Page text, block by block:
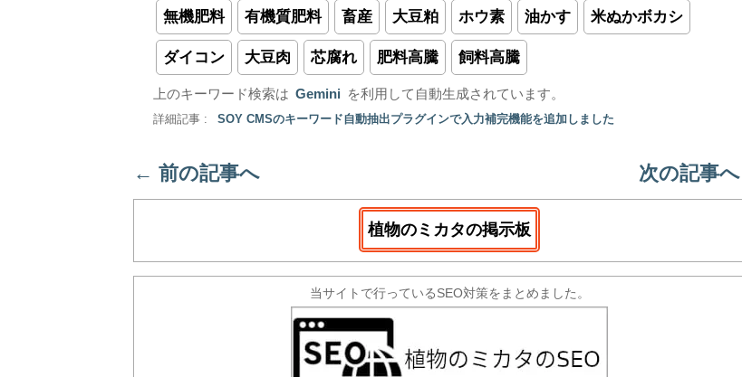
無機肥料 有機質肥料 畜産 大豆粕 ホウ素 油かす 米ぬかボカシ
ダイコン 大豆肉 芯腐れ 肥料高騰 飼料高騰
上のキーワード検索は Gemini を利用して自動生成されています。
詳細記事 : SOY CMSのキーワード自動抽出プラグインで入力補完機能を追加しました
← 前の記事へ 次の記事へ
植物のミカタの掲示板
当サイトで行っているSEO対策をまとめました。